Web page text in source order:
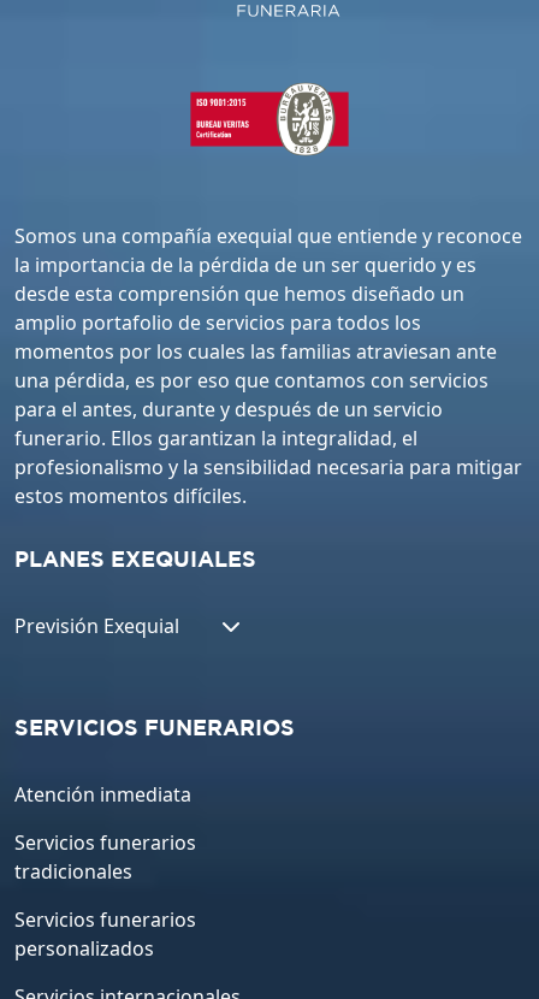
Somos una compañía exequial que entiende y reconoce
la importancia de la pérdida de un ser querido y es
desde esta comprensión que hemos diseñado un
amplio portafolio de servicios para todos los
momentos por los cuales las familias atraviesan ante
una pérdida, es por eso que contamos con servicios
para el antes, durante y después de un servicio
funerario. Ellos garantizan la integralidad, el
profesionalismo y la sensibilidad necesaria para mitigar
estos momentos difíciles.
PLANES EXEQUIALES
Previsión Exequial
SERVICIOS FUNERARIOS
Atención inmediata
Servicios funerarios
tradicionales
Servicios funerarios
personalizados